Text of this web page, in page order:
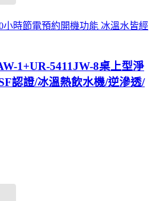
小時節電預約開機功能 冰溫水皆經
1+UR-5411JW-8桌上型淨
認證/冰溫熱飲水機/逆滲透/